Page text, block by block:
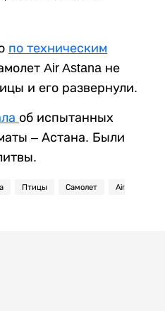
по техническим
Air Astana не
и его развернули.
об испытанных
– Астана. Были
Птицы Самолет Air